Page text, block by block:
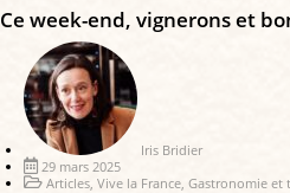
Ce week-end, vignerons et
Iris Bridier
29 mars 2025
Articles Vive la France Gastronomie et